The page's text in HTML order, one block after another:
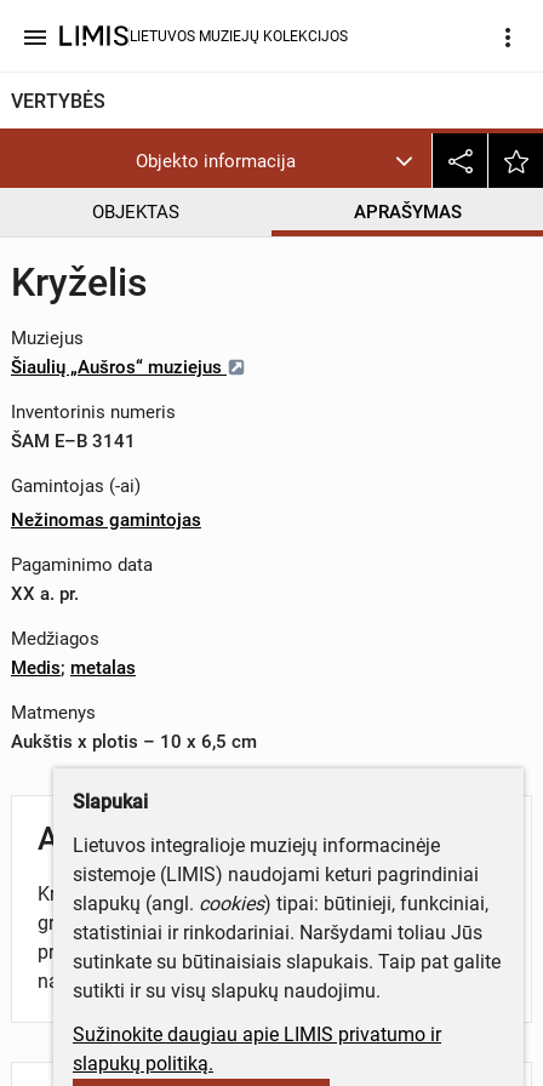
menu LIETUVOS MUZIEJŲ KOLEKCIJOS more_vert
VERTYBĖS
Objekto informacija
OBJEKTAS APRAŠYMAS
Kryželis
Muziejus
Šiaulių „Aušros“ muziejus
Inventorinis numeris
ŠAM E–B 3141
Gamintojas (-ai)
Nežinomas gamintojas
Pagaminimo data
XX a. pr.
Medžiagos
Medis; metalas
Matmenys
Aukštis x plotis – 10 x 6,5 cm
Aprašymas
Kryželis, medinis, sukaltas metaline vinimi iš dviejų
grubiai išdrožtų pagaliukų. Kryželis buvo prikalamas
prie durų iš lauko pusės, kad perkūnija netrenktų į
namą.
Slapukai
Lietuvos integralioje muziejų informacinėje
sistemoje (LIMIS) naudojami keturi pagrindiniai
slapukų (angl. cookies) tipai: būtinieji, funkciniai,
statistiniai ir rinkodariniai. Naršydami toliau Jūs
sutinkate su būtinaisiais slapukais. Taip pat galite
sutikti ir su visų slapukų naudojimu.
Sužinokite daugiau apie LIMIS privatumo ir
slapukų politiką.